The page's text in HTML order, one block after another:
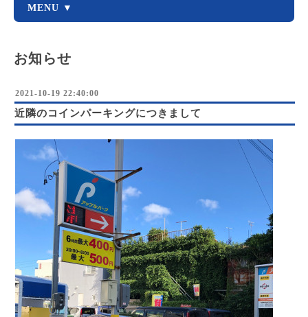
MENU ▼
お知らせ
2021-10-19 22:40:00
近隣のコインパーキングにつきまして